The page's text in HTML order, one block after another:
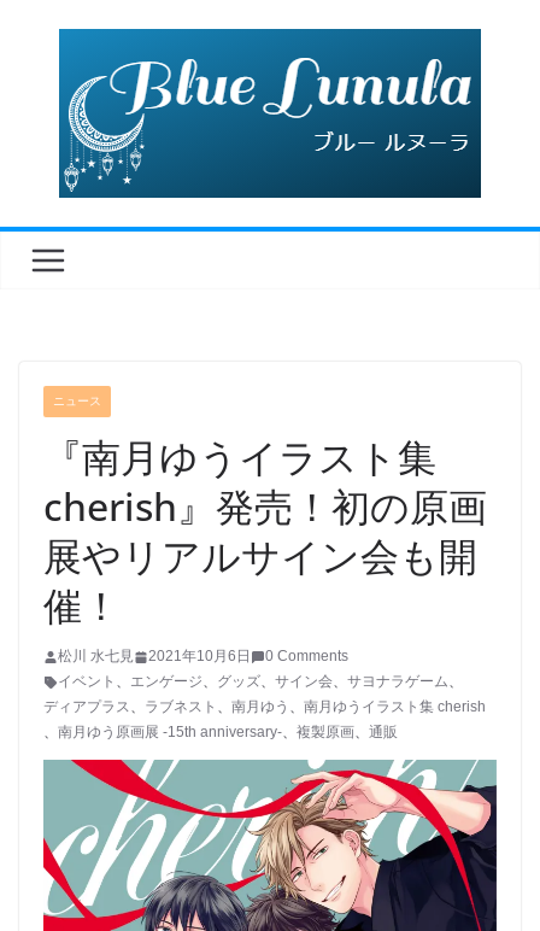
ニュース
『南月ゆうイラスト集
cherish』発売！初の原画
展やリアルサイン会も開
催！
松川 水七見 2021年10月6日
0 Comments
イベント 、 エンゲージ、 グッズ、 サイン会、 サヨナラゲーム、
ディアプラス、 ラブネスト 、 南月ゆう 、 南月ゆうイラスト集 cherish
、 南月ゆう原画展 -15th anniversary-、 複製原画、 通販